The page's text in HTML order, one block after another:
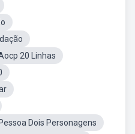
20 Linhas
Dois Personagens